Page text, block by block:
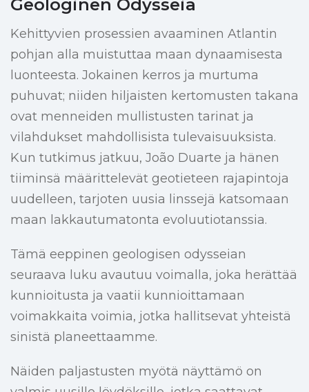
Geologinen Odysseia
Kehittyvien prosessien avaaminen Atlantin
pohjan alla muistuttaa maan dynaamisesta
luonteesta. Jokainen kerros ja murtuma
puhuvat; niiden hiljaisten kertomusten takana
ovat menneiden mullistusten tarinat ja
vilahdukset mahdollisista tulevaisuuksista.
Kun tutkimus jatkuu, João Duarte ja hänen
tiiminsä määrittelevät geotieteen rajapintoja
uudelleen, tarjoten uusia linssejä katsomaan
maan lakkautumatonta evoluutiotanssia.
Tämä eeppinen geologisen odysseian
seuraava luku avautuu voimalla, joka herättää
kunnioitusta ja vaatii kunnioittamaan
voimakkaita voimia, jotka hallitsevat yhteistä
sinistä planeettaamme.
Näiden paljastusten myötä näyttämö on